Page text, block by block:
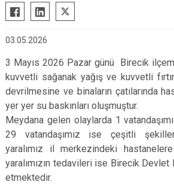
03.05.2026
3 Mayıs 2026 Pazar günü Birecik
kuvvetli sağanak yağış ve kuvvetli
devrilmesine ve binaların çatılarında
yer yer su baskınları oluşmuştur.
Meydana gelen olaylarda 1
29 vatandaşımız ise çeşitli
yaralımız il merkezindeki
yaralımızın tedavileri ise Birecik Devlet
etmektedir.